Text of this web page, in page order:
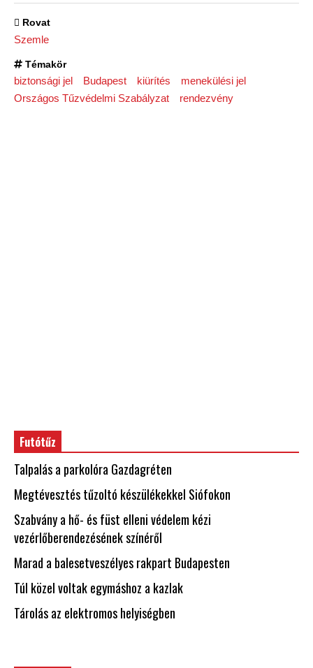
Rovat
Szemle
Témakör
biztonsági jel Budapest kiürítés
menekülési jel
Országos Tűzvédelmi Szabályzat
rendezvény
Futótűz
Talpalás a parkolóra Gazdagréten
Megtévesztés tűzoltó készülékekkel Siófokon
Szabvány a hő- és füst elleni védelem kézi
vezérlőberendezésének színéről
Marad a balesetveszélyes rakpart Budapesten
Túl közel voltak egymáshoz a kazlak
Tárolás az elektromos helyiségben